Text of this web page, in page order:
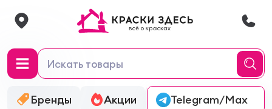
Бренды Акции Онлайн-колеровка
Telegram/Max